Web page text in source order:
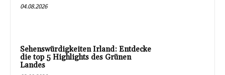
04.08.2026
Sehenswürdigkeiten Irland: Entdecke
die top 5 Highlights des Grünen
Landes